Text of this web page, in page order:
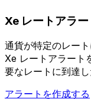
Xe レートアラー
通貨が特定のレー
Xe レートアラート
要なレートに到達
アラートを作成する